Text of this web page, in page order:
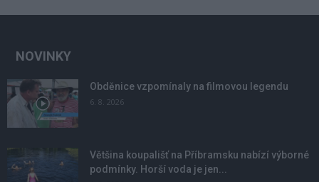
NOVINKY
Obděnice vzpomínaly na filmovou legendu
6. 8. 2026
Většina koupališť na Příbramsku nabízí výborné
podmínky. Horší voda je jen...